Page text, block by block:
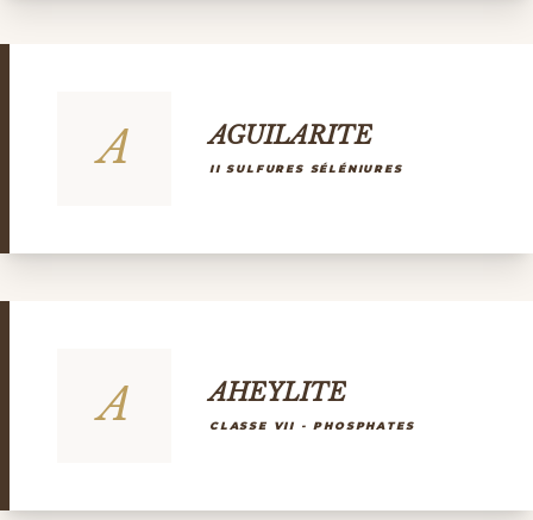
A AGUILARITE
II SULFURES SÉLÉNIURES
A AHEYLITE
CLASSE VII - PHOSPHATES